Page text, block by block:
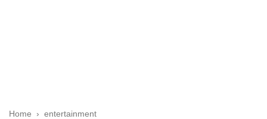
Home › entertainment